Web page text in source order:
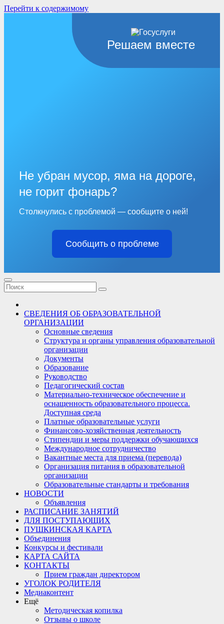
Перейти к содержимому
Решаем вместе
Не убран мусор, яма на дороге,
не горит фонарь?
Столкнулись с проблемой — сообщите о ней!
Сообщить о проблеме
СВЕДЕНИЯ ОБ ОБРАЗОВАТЕЛЬНОЙ
ОРГАНИЗАЦИИ
Основные сведения
Структура и органы управления образовательной
организации
Документы
Образование
Руководство
Педагогический состав
Материально-техническое обеспечение и
оснащенность образовательного процесса.
Доступная среда
Платные образовательные услуги
Финансово-хозяйственная деятельность
Стипендии и меры поддержки обучающихся
Международное сотрудничество
Вакантные места для приема (перевода)
Организация питания в образовательной
организации
Образовательные стандарты и требования
НОВОСТИ
Объявления
РАСПИСАНИЕ ЗАНЯТИЙ
ДЛЯ ПОСТУПАЮЩИХ
ПУШКИНСКАЯ КАРТА
Объединения
Конкурсы и фестивали
КАРТА САЙТА
КОНТАКТЫ
Прием граждан директором
УГОЛОК РОДИТЕЛЯ
Медиаконтент
Ещё
Методическая копилка
Отзывы о школе